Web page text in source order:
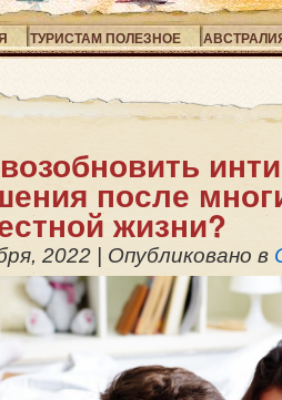
ТУРИСТАМ ПОЛЕЗНОЕ
после
жизни?
2022 |Опубликовано в